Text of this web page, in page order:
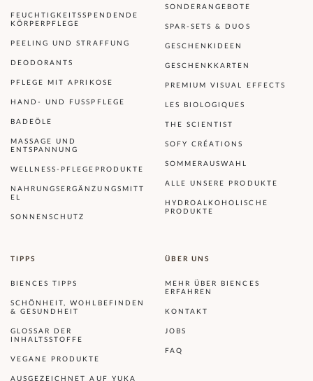
FEUCHTIGKEITSSPENDENDE
KÖRPERPFLEGE
PEELING UND STRAFFUNG
DEODORANTS
PFLEGE MIT APRIKOSE
HAND- UND FUSSPFLEGE
BADEÖLE
MASSAGE UND
ENTSPANNUNG
WELLNESS-PFLEGEPRODUKTE
NAHRUNGSERGÄNZUNGSMITT
EL
SONNENSCHUTZ
SONDERANGEBOTE
SPAR-SETS & DUOS
GESCHENKIDEEN
GESCHENKKARTEN
PREMIUM VISUAL EFFECTS
LES BIOLOGIQUES
THE SCIENTIST
SOFY CRÉATIONS
SOMMERAUSWAHL
ALLE UNSERE PRODUKTE
HYDROALKOHOLISCHE
PRODUKTE
TIPPS
BIENCES TIPPS
SCHÖNHEIT, WOHLBEFINDEN
& GESUNDHEIT
GLOSSAR DER
INHALTSSTOFFE
VEGANE PRODUKTE
AUSGEZEICHNET AUF YUKA
ÜBER UNS
MEHR ÜBER BIENCES
ERFAHREN
KONTAKT
JOBS
FAQ